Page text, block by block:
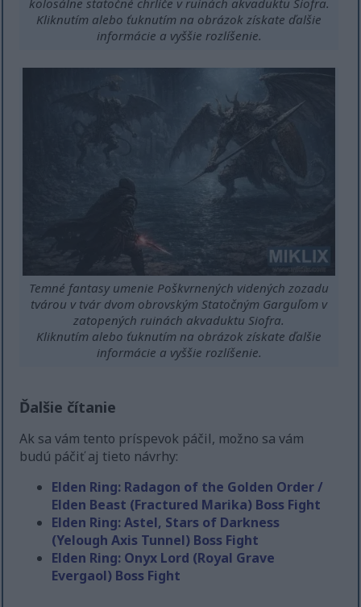
Kliknutím alebo ťuknutím na obrázok získate ďalšie
informácie a vyššie rozlíšenie.
Temné fantasy umenie Poškvrnených videných zozadu
tvárou v tvár dvom obrovským Statočným Garguľom v
zatopených ruinách akvaduktu Siofra.
Kliknutím alebo ťuknutím na obrázok získate ďalšie
informácie a vyššie rozlíšenie.
Ďalšie čítanie
Ak sa vám tento príspevok páčil, možno sa vám
budú páčiť aj tieto návrhy:
Elden Ring: Radagon of the Golden Order /
Elden Beast (Fractured Marika) Boss Fight
Elden Ring: Astel, Stars of Darkness
(Yelough Axis Tunnel) Boss Fight
Elden Ring: Onyx Lord (Royal Grave
Evergaol) Boss Fight